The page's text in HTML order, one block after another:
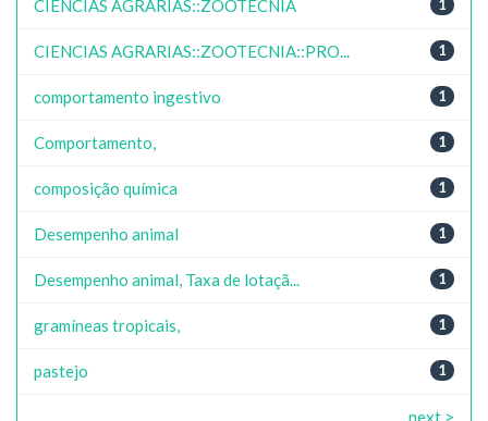
1
CIENCIAS AGRARIAS::ZOOTECNIA
1
CIENCIAS AGRARIAS::ZOOTECNIA::PRO...
1
comportamento ingestivo
1
Comportamento,
1
composição química
1
Desempenho animal
1
Desempenho animal, Taxa de lotaçã...
1
gramíneas tropicais,
1
pastejo
next >